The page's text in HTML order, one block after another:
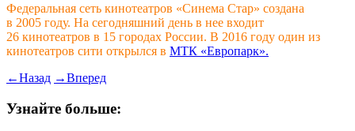
Федеральная сеть кинотеатров «Синема Стар» создана
в 2005 году. На сегодняшний день в нее входит
26 кинотеатров в 15 городах России. В 2016 году один из
кинотеатров сити открылся в МТК «Европарк».
←Назад →Вперед
Узнайте больше: